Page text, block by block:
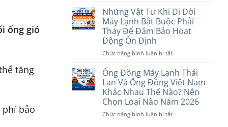
ống gió
tăng
phí bảo
Khi
Lựa
Chọn
Năm
Nên
Chọn
Loại
Nào
Máy
Năm
2026?
1
Pha
Và
CB
Pha
Nhau
Như
Thế
Nào?
Máy
Lạnh
Những Vật Tư Khi Di Dời
Máy Lạnh Bắt Buộc Phải
Thay Để Đảm Bảo Hoạt
Động Ổn Định
Chức năng bình luận bị tắtở
Vật
Tư
Khi
Di
Dời
Máy
Ống Đồng Máy Lạnh Thái
Lan Và Ống Đồng Việt Nam
Khác Nhau Thế Nào? Nên
Chọn Loại Nào Năm 2026
Chức năng bình luận bị tắtở